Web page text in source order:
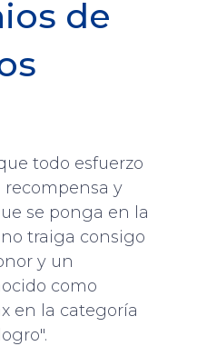
de
todo esfuerzo
recompensa y
se ponga en la
traiga consigo
y un
como
en la categoría